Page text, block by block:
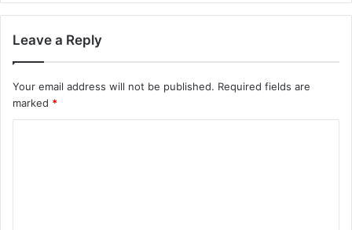
Leave a Reply
Your email address will not be published. Required fields are
marked *